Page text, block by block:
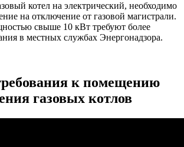
котел на электрический, необходимо
на отключение от газовой магистрали.
свыше 10 кВт требуют более
в местных службах Энергонадзора.
к помещению
газовых котлов